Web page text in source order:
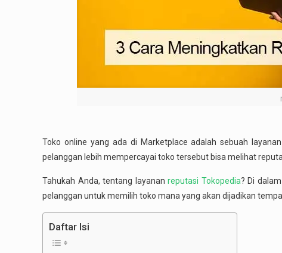
Toko online yang ada di Marketplace adalah sebuah
pelanggan lebih mempercayai toko tersebut bisa melihat
Tahukah Anda, tentang layananreputasi Tokopedia? Di
pelanggan untuk memilih toko mana yang akan dijadikan
Daftar Isi